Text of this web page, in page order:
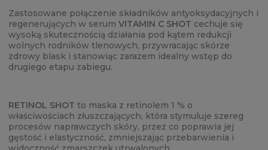
Zastosowane połączenie składników antyoksydacyjnych i
regenerujących w serum VITAMIN C SHOT cechuje się
wysoką skutecznością działania pod kątem redukcji
wolnych rodników tlenowych, przywracając skórze
zdrowy blask i stanowiąc zarazem idealny wstęp do
drugiego etapu zabiegu.
RETINOL SHOT to maska z retinolem 1 % o
właściwościach złuszczających, która stymuluje szereg
procesów naprawczych skóry, przez co poprawia jej
gęstość i elastyczność, zmniejszając przebarwienia i